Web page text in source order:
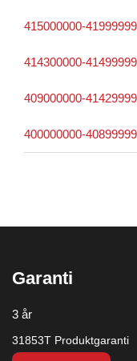
415000000-
414300000-
409000000-
400000000-
Garanti
3 år
31853T Produktgaranti